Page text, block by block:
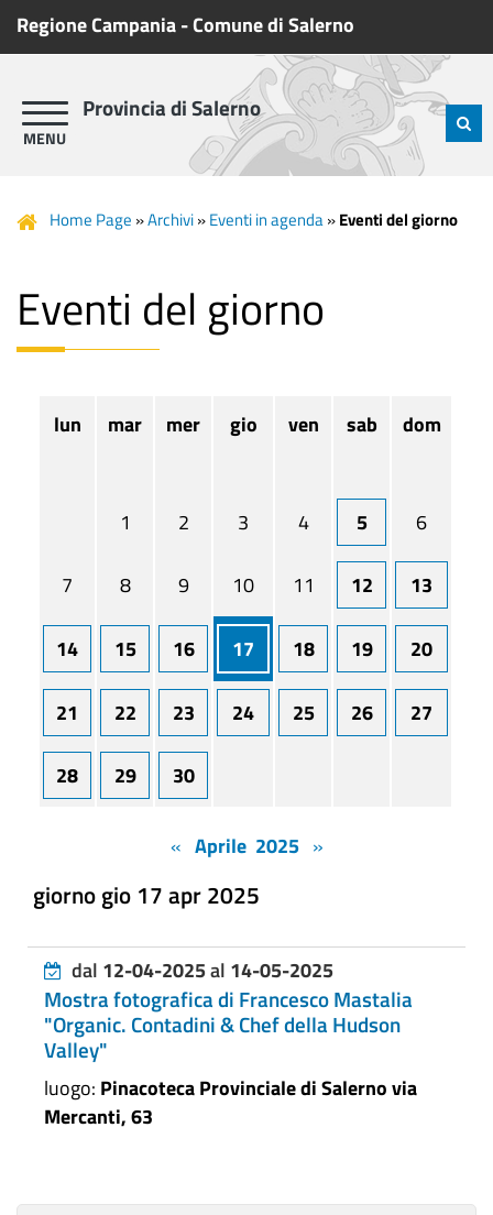
Regione Campania-Comune di Salerno
Provincia di Salerno
Home Page »Archivi»Eventi in agenda»Eventi del giorno
Eventi del giorno
lun mar mer gio ven sab dom
1 2 3 4 5 6
7 8 9 10 11 12 13
14 15 16 17 18 19 20
21 22 23 24 25 26 27
28 29 30
« Aprile 2025 »
giorno gio 17 apr 2025
dal 12-04-2025al 14-05-2025
Mostra fotografica di Francesco Mastalia
"Organic. Contadini & Chef della Hudson
Valley"
luogo: Pinacoteca Provinciale di Salerno via
Mercanti, 63